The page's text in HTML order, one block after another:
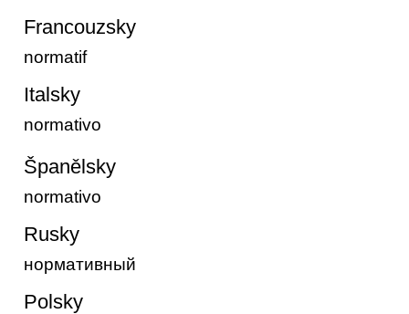
Francouzsky
normatif
Italsky
normativo
Španělsky
normativo
Rusky
нормативный
Polsky